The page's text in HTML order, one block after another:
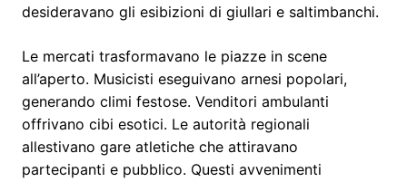
desideravano gli esibizioni di giullari e saltimbanchi.
Le mercati trasformavano le piazze in scene
all’aperto. Musicisti eseguivano arnesi popolari,
generando climi festose. Venditori ambulanti
offrivano cibi esotici. Le autorità regionali
allestivano gare atletiche che attiravano
partecipanti e pubblico. Questi avvenimenti